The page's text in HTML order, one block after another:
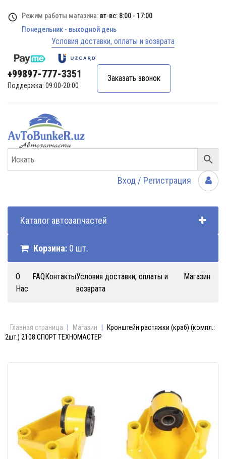
Режим работы магазина: вт-вс: 8:00 - 17:00
Понедельник - выходной день
Условия доставки, оплаты и возврата
+99897-777-3351
Поддержка: 09:00-20:00
Заказать звонок
Вход / Регистрация
Каталог автозапчастей
Корзина: 0 шт.
О
Нас
FAQКонтактыУсловия доставки, оплаты и
возврата
Магазин
Главная страница Магазин
Кронштейн растяжки (краб) (компл.:
2шт.) 2108 СПОРТ ТЕХНОМАСТЕР